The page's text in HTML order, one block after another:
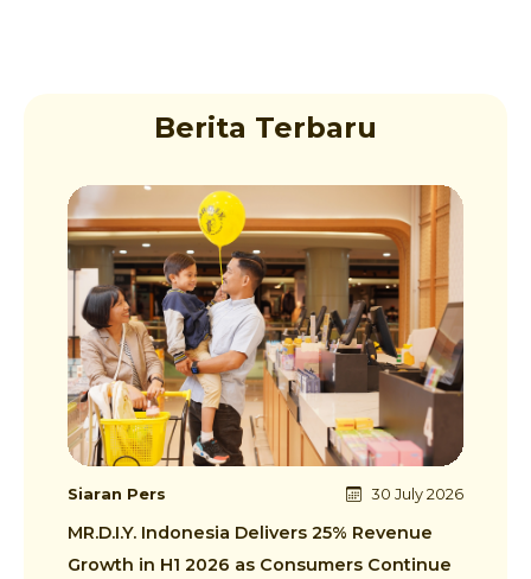
Berita Terbaru
Siaran Pers 30 July 2026
MR.D.I.Y. Indonesia Delivers 25% Revenue
Growth in H1 2026 as Consumers Continue